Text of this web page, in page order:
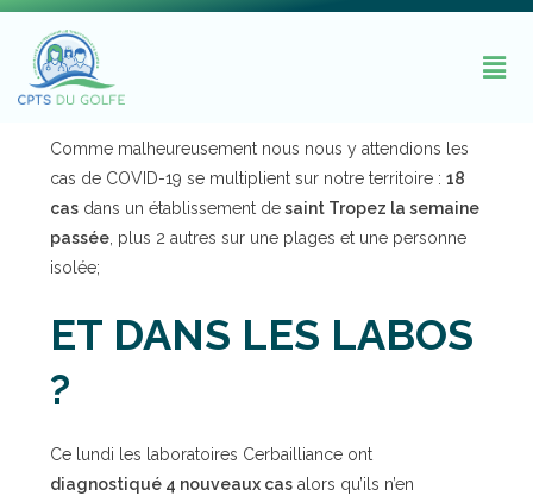
Comme malheureusement nous nous y attendions les
cas de COVID-19 se multiplient sur notre territoire :18
cas dans un établissement desaint Tropez la semaine
passée, plus 2 autres sur une plages et une personne
isolée;
ET DANS LES LABOS
?
Ce lundi les laboratoires Cerbailliance ont
diagnostiqué 4 nouveaux cas alors qu’ils n’en